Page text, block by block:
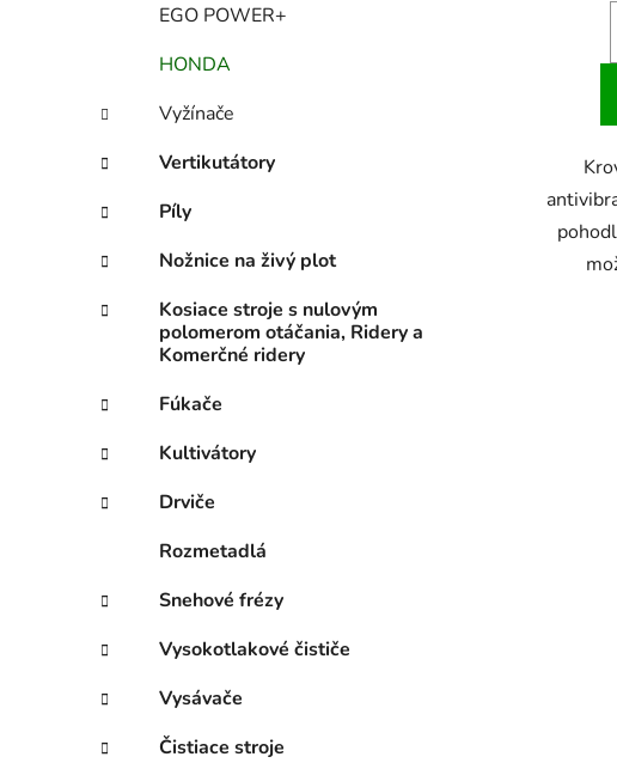
EGO POWER+
HONDA
Vyžínače
Vertikutátory
Píly
Nožnice na živý plot
Kosiace stroje s nulovým
polomerom otáčania, Ridery a
Komerčné ridery
Fúkače
Kultivátory
Drviče
Rozmetadlá
Snehové frézy
Vysokotlakové čističe
Vysávače
Čistiace stroje